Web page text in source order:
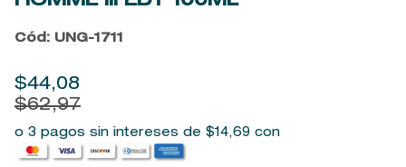
Cód: UNG-1711
$44,08
$62,97
o 3 pagos sin intereses de $14,69 con
9.
baylis